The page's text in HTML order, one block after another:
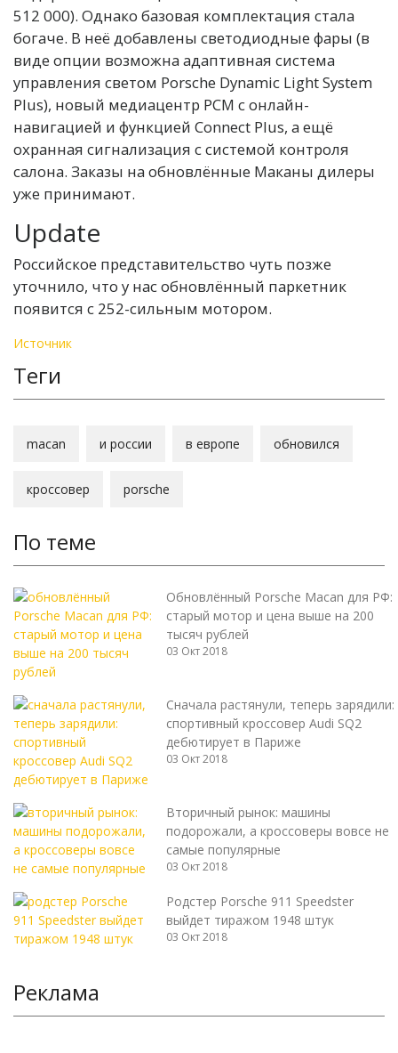
512 000). Однако базовая комплектация стала
богаче. В неё добавлены светодиодные фары (в
виде опции возможна адаптивная система
управления светом Porsche Dynamic Light System
Plus), новый медиацентр PCM с онлайн-
навигацией и функцией Connect Plus, а ещё
охранная сигнализация с системой контроля
салона. Заказы на обновлённые Маканы дилеры
уже принимают.
Update
Российское представительство чуть позже
уточнило, что у нас обновлённый паркетник
появится с 252-сильным мотором.
Источник
Теги
macan и россии в европе обновился
кроссовер porsche
По теме
Обновлённый Porsche Macan для РФ:
старый мотор и цена выше на 200
тысяч рублей
03 Окт 2018
Сначала растянули, теперь зарядили:
спортивный кроссовер Audi SQ2
дебютирует в Париже
03 Окт 2018
Вторичный рынок: машины
подорожали, а кроссоверы вовсе не
самые популярные
03 Окт 2018
Родстер Porsche 911 Speedster
выйдет тиражом 1948 штук
03 Окт 2018
Реклама